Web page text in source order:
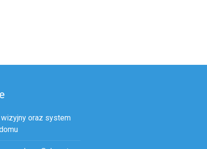
oraz system